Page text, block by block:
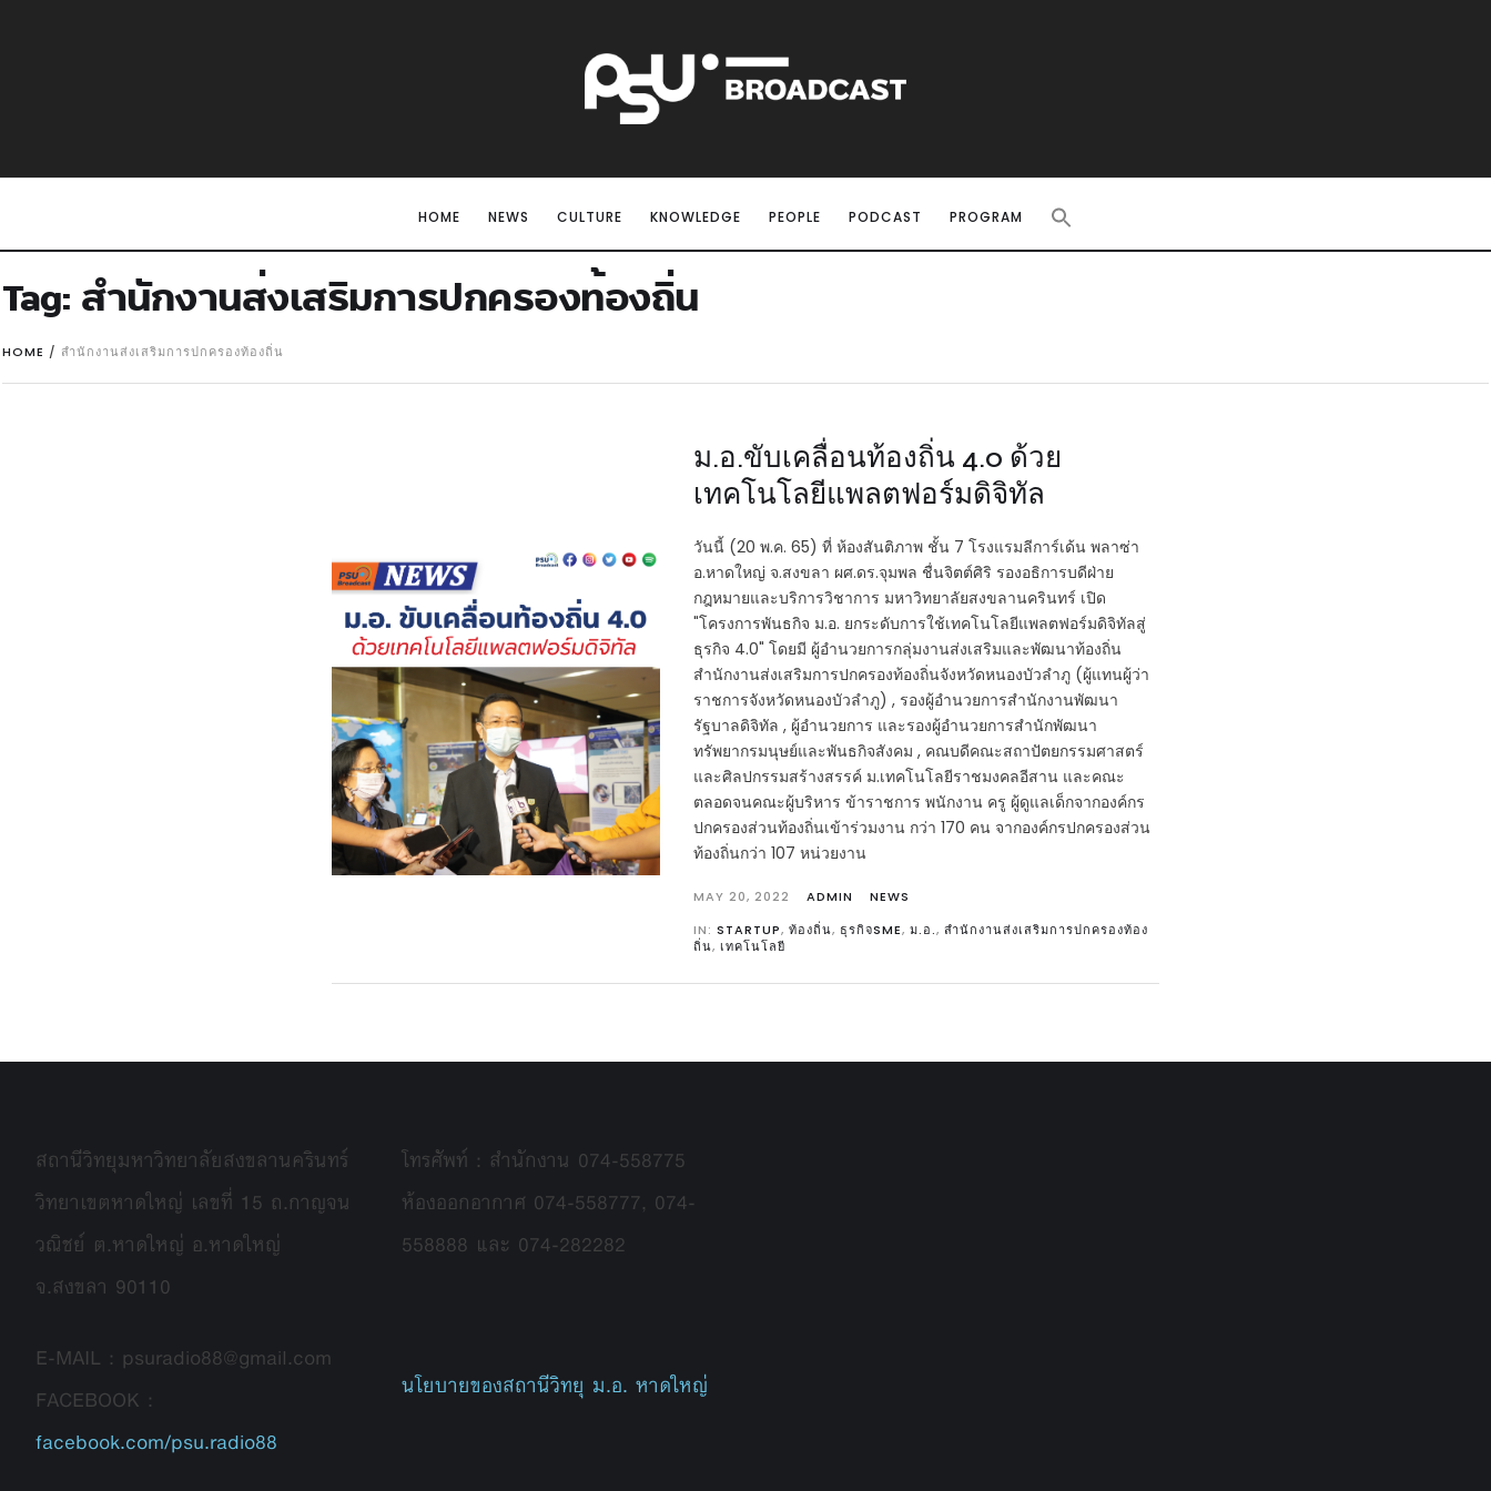
HOME NEWS CULTURE KNOWLEDGE PEOPLE PODCAST PROGRAM
Tag: สำนักงานส่งเสริมการปกครองท้องถิ่น
HOME / สำนักงานส่งเสริมการปกครองท้องถิ่น
ม.อ.ขับเคลื่อนท้องถิ่น 4.0 ด้วย
เทคโนโลยีแพลตฟอร์มดิจิทัล
วันนี้ (20 พ.ค. 65) ที่ ห้องสันติภาพ ชั้น 7 โรงแรมลีการ์เด้น พลาซ่า
อ.หาดใหญ่ จ.สงขลา ผศ.ดร.จุมพล ชื่นจิตต์ศิริ รองอธิการบดีฝ่าย
กฎหมายและบริการวิชาการ มหาวิทยาลัยสงขลานครินทร์ เปิด
"โครงการพันธกิจ ม.อ. ยกระดับการใช้เทคโนโลยีแพลตฟอร์มดิจิทัลสู่
ธุรกิจ 4.0" โดยมี ผู้อำนวยการกลุ่มงานส่งเสริมและพัฒนาท้องถิ่น
สำนักงานส่งเสริมการปกครองท้องถิ่นจังหวัดหนองบัวลำภู (ผู้แทนผู้ว่า
ราชการจังหวัดหนองบัวลำภู) , รองผู้อำนวยการสำนักงานพัฒนา
รัฐบาลดิจิทัล , ผู้อำนวยการ และรองผู้อำนวยการสำนักพัฒนา
ทรัพยากรมนุษย์และพันธกิจสังคม , คณบดีคณะสถาปัตยกรรมศาสตร์
และศิลปกรรมสร้างสรรค์ ม.เทคโนโลยีราชมงคลอีสาน และคณะ
ตลอดจนคณะผู้บริหาร ข้าราชการ พนักงาน ครู ผู้ดูแลเด็กจากองค์กร
ปกครองส่วนท้องถิ่นเข้าร่วมงาน กว่า 170 คน จากองค์กรปกครองส่วน
ท้องถิ่นกว่า 107 หน่วยงาน
MAY 20, 2022 ADMIN
NEWS
IN: STARTUP, ท้องถิ่น, ธุรกิจSME, ม.อ., สำนักงานส่งเสริมการปกครองท้อง
ถิ่น, เทคโนโลยี
สถานีวิทยุมหาวิทยาลัยสงขลานครินทร์
วิทยาเขตหาดใหญ่ เลขที่ 15 ถ.กาญจน
วณิชย์ ต.หาดใหญ่ อ.หาดใหญ่
จ.สงขลา 90110
E-MAIL : psuradio88@gmail.com
FACEBOOK :
facebook.com/psu.radio88
โทรศัพท์ : สำนักงาน 074-558775
ห้องออกอากาศ 074-558777, 074-
558888 และ 074-282282
นโยบายของสถานีวิทยุ ม.อ. หาดใหญ่